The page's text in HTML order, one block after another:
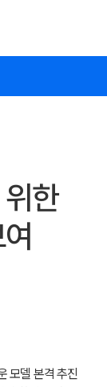
한
모델 본격 추진